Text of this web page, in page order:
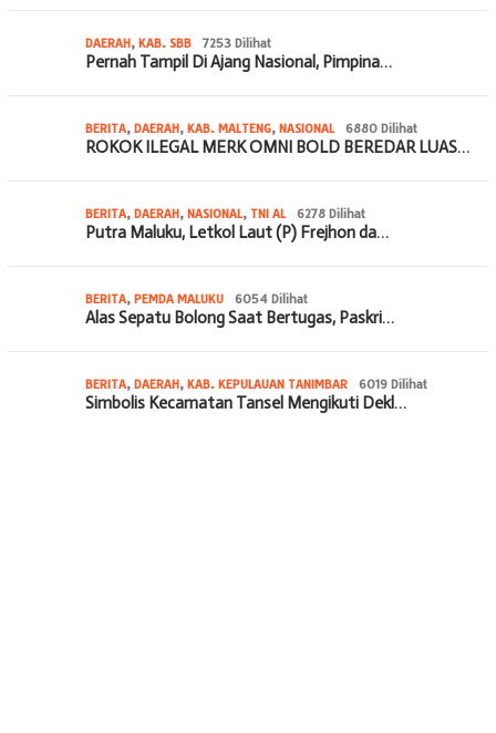
DAERAH, KAB. SBB 7253 Dilihat
Pernah Tampil Di Ajang Nasional, Pimpina…
BERITA, DAERAH, KAB. MALTENG, NASIONAL 6880 Dilihat
ROKOK ILEGAL MERK OMNI BOLD BEREDAR LUAS…
BERITA, DAERAH, NASIONAL, TNI AL 6278 Dilihat
Putra Maluku, Letkol Laut (P) Frejhon da…
BERITA, PEMDA MALUKU 6054 Dilihat
Alas Sepatu Bolong Saat Bertugas, Paskri…
BERITA, DAERAH, KAB. KEPULAUAN TANIMBAR 6019 Dilihat
Simbolis Kecamatan Tansel Mengikuti Dekl…